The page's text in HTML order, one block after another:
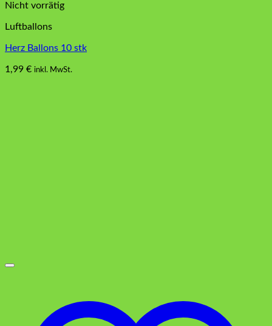
Nicht vorrätig
Luftballons
Herz Ballons 10 stk
1,99 € inkl. MwSt.